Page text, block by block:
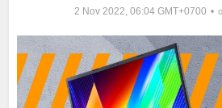
2 Nov 2022, 06:04 GMT+0700